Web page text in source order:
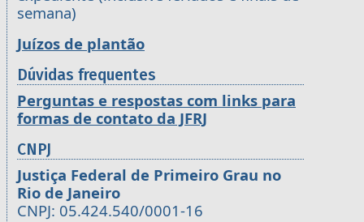
semana)
Juízos de plantão
Dúvidas frequentes
Perguntas e respostas com links para
formas de contato da JFRJ
CNPJ
Justiça Federal de Primeiro Grau no
Rio de Janeiro
CNPJ: 05.424.540/0001-16